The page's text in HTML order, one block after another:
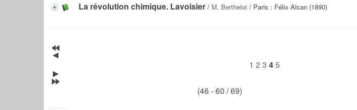
La révolution chimique. Lavoisier / M. Berthelot / Paris : Félix Alcan (1890)
1 2 3 4 5
(46 - 60 / 69)